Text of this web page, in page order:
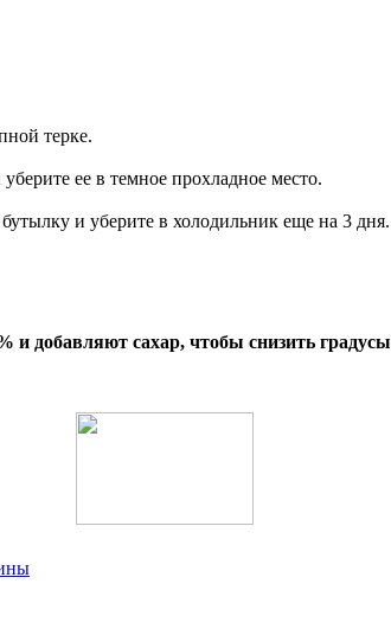
терке.
ее в темное прохладное место.
и уберите в холодильник еще на 3 дня.
и добавляют сахар, чтобы снизить градусы